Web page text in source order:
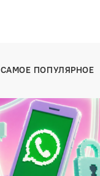
САМОЕ ПОПУЛЯРНОЕ